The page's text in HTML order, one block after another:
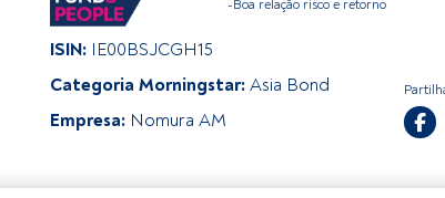
-Boa relação risco e retorno
ISIN: IE00BSJCGH15
Categoria Morningstar: Asia Bond
Empresa: Nomura AM